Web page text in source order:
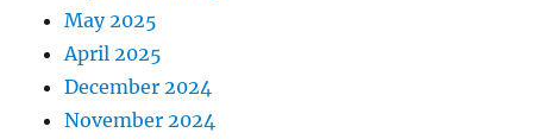
May 2025
April 2025
December 2024
November 2024